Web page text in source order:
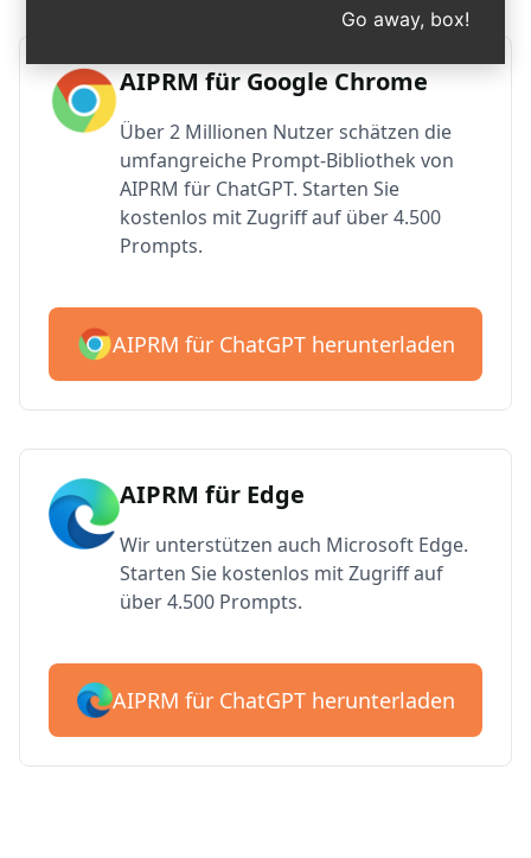
AIPRM für Google Chrome
Über 2 Millionen Nutzer schätzen die
umfangreiche Prompt-Bibliothek von
AIPRM für ChatGPT. Starten Sie
kostenlos mit Zugriff auf über 4.500
Prompts.
AIPRM für ChatGPT herunterladen
AIPRM für Edge
Wir unterstützen auch Microsoft Edge.
Starten Sie kostenlos mit Zugriff auf
über 4.500 Prompts.
AIPRM für ChatGPT herunterladen
Go away, box!